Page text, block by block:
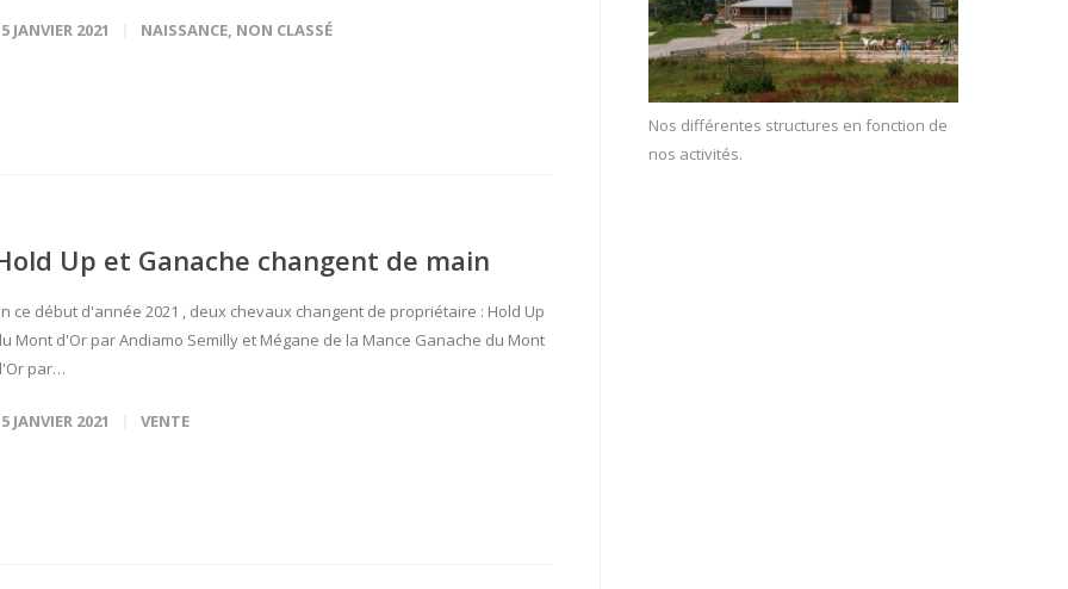
JANVIER 2021 NAISSANCE, NON CLASSÉ
Up et Ganache changent de main
ce début d'année 2021 , deux chevaux changent de propriétaire : Hold Up
Mont d'Or par Andiamo Semilly et Mégane de la Mance Ganache du Mont
par…
JANVIER 2021 VENTE
Nos différentes structures en fonction de
nos activités.